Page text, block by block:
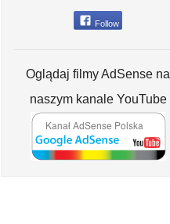
Follow
Oglądaj filmy AdSense na
naszym kanale YouTube